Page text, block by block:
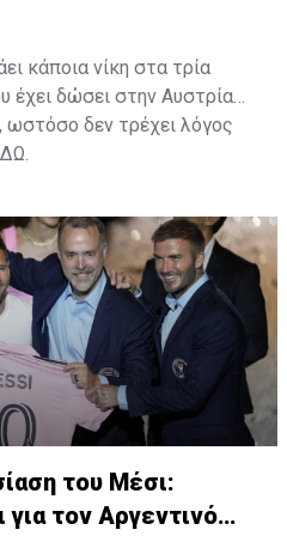
κάποια νίκη στα τρία
έχει δώσει στην Αυστρία
ωστόσο δεν τρέχει λόγος
.
του Μέσι:
τον Αργεντινό